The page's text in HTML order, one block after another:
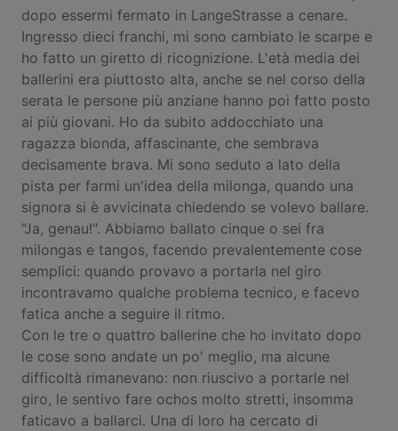
dopo essermi fermato in LangeStrasse a cenare.
Ingresso dieci franchi, mi sono cambiato le scarpe e
ho fatto un giretto di ricognizione. L'età media dei
ballerini era piuttosto alta, anche se nel corso della
serata le persone più anziane hanno poi fatto posto
ai più giovani. Ho da subito addocchiato una
ragazza bionda, affascinante, che sembrava
decisamente brava. Mi sono seduto a lato della
pista per farmi un'idea della milonga, quando una
signora si è avvicinata chiedendo se volevo ballare.
"Ja, genau!". Abbiamo ballato cinque o sei fra
milongas e tangos, facendo prevalentemente cose
semplici: quando provavo a portarla nel giro
incontravamo qualche problema tecnico, e facevo
fatica anche a seguire il ritmo.
Con le tre o quattro ballerine che ho invitato dopo
le cose sono andate un po' meglio, ma alcune
difficoltà rimanevano: non riuscivo a portarle nel
giro, le sentivo fare ochos molto stretti, insomma
faticavo a ballarci. Una di loro ha cercato di